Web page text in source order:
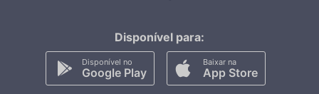
Disponível para:
Disponível no
Google Play
Baixar na
App Store